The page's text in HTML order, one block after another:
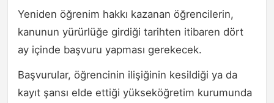
Yeniden öğrenim hakkı kazanan öğrencilerin,
kanunun yürürlüğe girdiği tarihten itibaren dört
ay içinde başvuru yapması gerekecek.
Başvurular, öğrencinin ilişiğinin kesildiği ya da
kayıt şansı elde ettiği yükseköğretim kurumunda